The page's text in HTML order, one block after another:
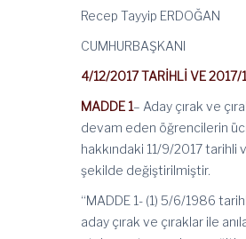
Recep Tayyip ERDOĞAN
CUMHURBAŞKANI
4/12/2017 TARİHLİ VE 2017/
MADDE 1– Aday çırak ve
devam eden öğrencilerin
hakkındaki 11/9/2017 tarihli
şekilde değiştirilmiştir.
“MADDE 1- (1) 5/6/1986
aday çırak ve çıraklar ile